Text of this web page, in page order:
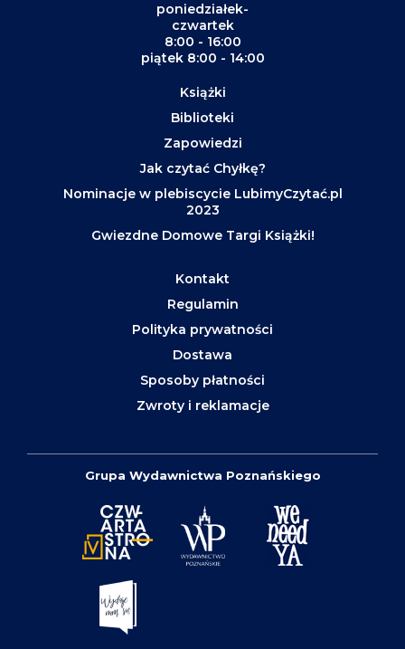
poniedziałek-
czwartek
8:00 - 16:00
piątek 8:00 - 14:00
Książki
Biblioteki
Zapowiedzi
Jak czytać Chyłkę?
Nominacje w plebiscycie LubimyCzytać.pl
2023
Gwiezdne Domowe Targi Książki!
Kontakt
Regulamin
Polityka prywatności
Dostawa
Sposoby płatności
Zwroty i reklamacje
Grupa Wydawnictwa Poznańskiego